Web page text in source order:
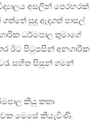
අසලින් පෙරහරක්
සුදු ඇදගත් පාසල්
ධර්මපාල තුමාගේ
ඊට පිටුපසින් අනගාරික
සහිත සිසුන් ගමන්
කියු කතා
මෙසේ කියැවිණි.